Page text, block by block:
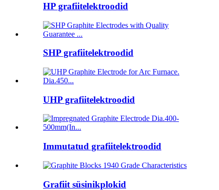
HP grafiitelektroodid
SHP grafiitelektroodid
UHP grafiitelektroodid
Immutatud grafiitelektroodid
Grafiit süsinikplokid